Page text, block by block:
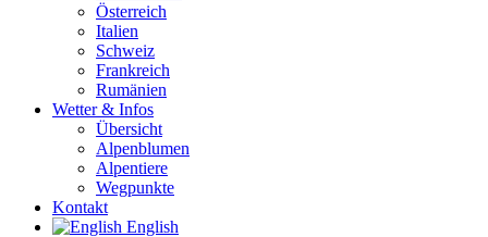
Österreich
Italien
Schweiz
Frankreich
Rumänien
Wetter & Infos
Übersicht
Alpenblumen
Alpentiere
Wegpunkte
Kontakt
English